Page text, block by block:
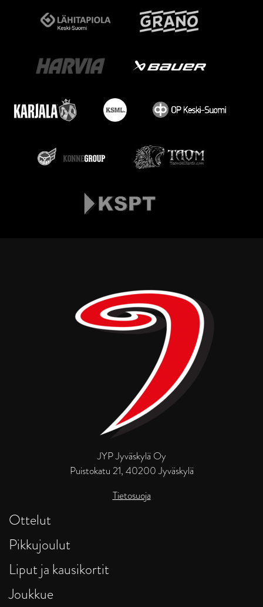
JYP Jyväskylä Oy
Puistokatu 21, 40200 Jyväskylä
Tietosuoja
Ottelut
Pikkujoulut
Liput ja kausikortit
Joukkue